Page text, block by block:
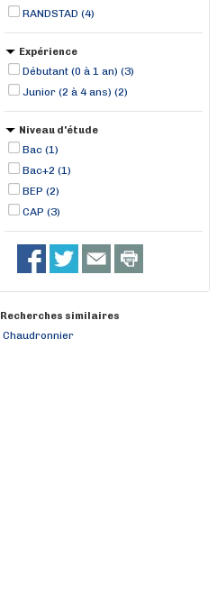
RANDSTAD (4)
Expérience
Débutant (0 à 1 an) (3)
Junior (2 à 4 ans) (2)
Niveau d'étude
Bac (1)
Bac+2 (1)
BEP (2)
CAP (3)
Recherches similaires
Chaudronnier